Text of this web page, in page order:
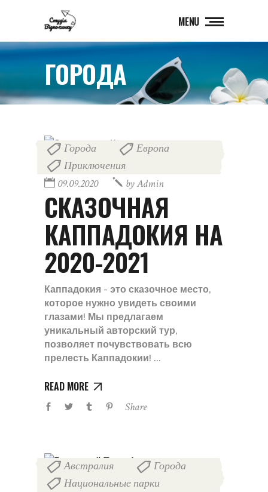
MENU
ГОРОДА
Города Европа
Приключения
09.09.2020
byAdmin
СКАЗОЧНАЯ
КАППАДОКИЯ НА
2020-2021
Каппадокия - это сказочное место,
которое нужно увидеть своими
глазами! Мы предлагаем
уникальный авторский тур,
позволяет почувствовать всю
прелесть Каппадокии!
READ MORE
Share
Австралия Города
Национальные парки